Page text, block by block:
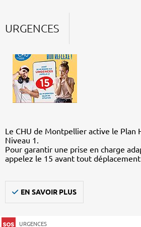
URGENCES
Le CHU de Montpellier active le Plan
Niveau 1.
Pour garantir une prise en charge
appelez le 15 avant tout
EN SAVOIR PLUS
URGENCES